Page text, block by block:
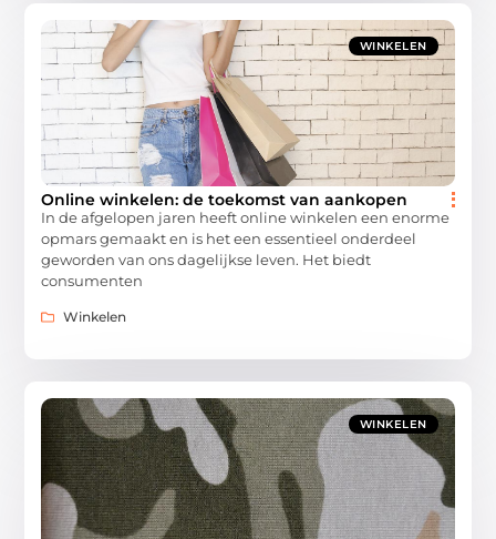
WINKELEN
Online winkelen: de toekomst van aankopen
In de afgelopen jaren heeft online winkelen een enorme
opmars gemaakt en is het een essentieel onderdeel
geworden van ons dagelijkse leven. Het biedt
consumenten
Winkelen
WINKELEN